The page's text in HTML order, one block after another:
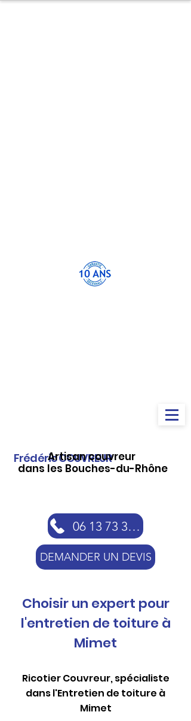
Frédéric COUVREUR
Artisan couvreur
dans les Bouches-du-Rhône
06 13 73 30 46
DEMANDER UN DEVIS
Choisir un expert pour
l'entretien de toiture à
Mimet
Ricotier Couvreur, spécialiste
dans l'Entretien de toiture à
Mimet